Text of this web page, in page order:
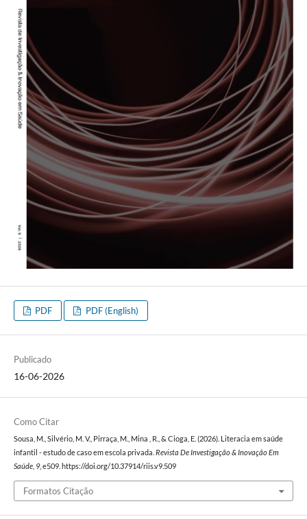
PDF PDF (English)
Publicado
16-06-2026
Como Citar
Sousa, M., Silvério, M. V., Pirraça, M., Mina , R., & Cioga, E. (2026). Literacia em saúde
infantil - estudo de caso em escola privada. Revista De Investigação & Inovação Em
Saúde, 9, e509. https://doi.org/10.37914/riis.v9.509
Formatos Citação